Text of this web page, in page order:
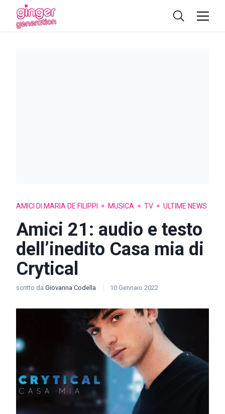
AMICI DI MARIA DE FILIPPI MUSICA TV ULTIME NEWS
Amici 21: audio e testo
dell’inedito Casa mia di
Crytical
scritto da Giovanna Codella 10 Gennaio 2022